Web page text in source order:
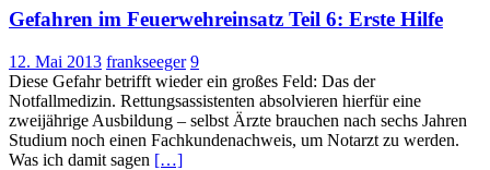
Gefahren im Feuerwehreinsatz Teil 6: Erste Hilfe
12. Mai 2013 frankseeger 9
Diese Gefahr betrifft wieder ein großes Feld: Das der
Notfallmedizin. Rettungsassistenten absolvieren hierfür eine
zweijährige Ausbildung – selbst Ärzte brauchen nach sechs Jahren
Studium noch einen Fachkundenachweis, um Notarzt zu werden.
Was ich damit sagen […]